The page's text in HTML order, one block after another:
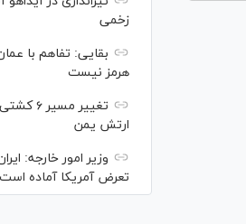
زخمی
بقایی: تفاهم با
هرمز نیست
تغییر
ارتش یمن
وزیر امور خارجه:
تعرض آمریکا آماده است